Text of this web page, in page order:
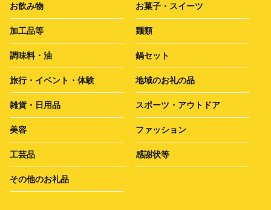
お飲み物 お菓子・スイーツ
加工品等 麺類
調味料・油 鍋セット
旅行・イベント・体験 地域のお礼の品
雑貨・日用品 スポーツ・アウトドア
美容 ファッション
工芸品 感謝状等
その他のお礼品